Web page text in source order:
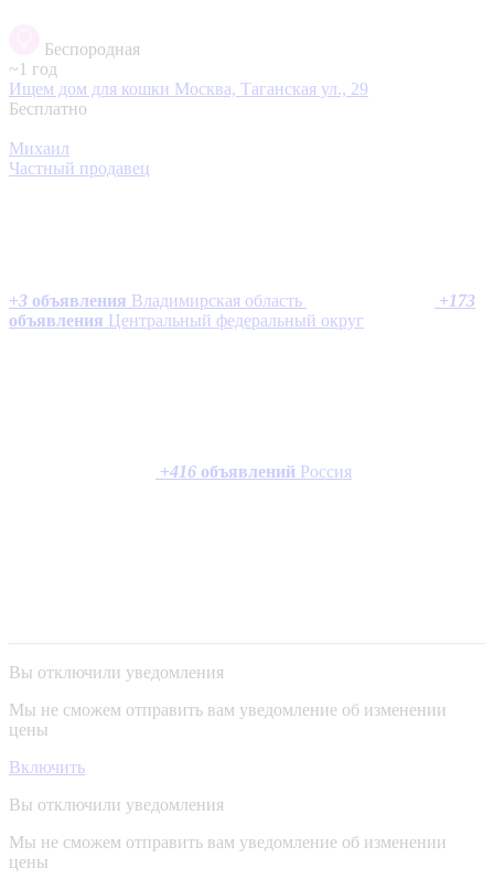
Беспородная
~1 год
Ищем дом для кошки Москва, Таганская ул., 29
Бесплатно
Михаил
Частный продавец
+3 объявления Владимирская область +173
объявления Центральный федеральный округ
+416 объявлений Россия
Вы отключили уведомления
Мы не сможем отправить вам уведомление об изменении
цены
Включить
Вы отключили уведомления
Мы не сможем отправить вам уведомление об изменении
цены